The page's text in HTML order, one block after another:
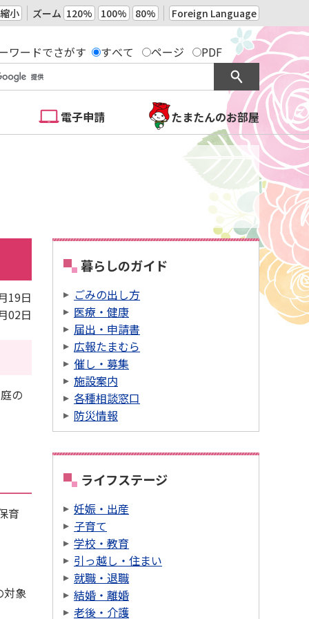
縮小 ズーム 120% 100% 80% Foreign Language
ワードでさがす すべて ページ PDF
電子申請 たまたんのお部屋
19日
02日
の
育
対象
暮らしのガイド
ごみの出し方
医療・健康
届出・申請書
広報たまむら
催し・募集
施設案内
各種相談窓口
防災情報
ライフステージ
妊娠・出産
子育て
学校・教育
引っ越し・住まい
就職・退職
結婚・離婚
老後・介護